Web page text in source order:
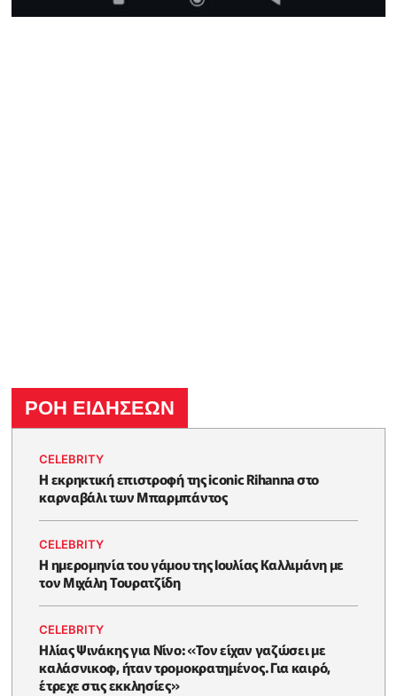
ΡΟΗ ΕΙΔΗΣΕΩΝ
CELEBRITY
Η εκρηκτική επιστροφή της iconic Rihanna στο
καρναβάλι των Μπαρμπάντος
CELEBRITY
Η ημερομηνία του γάμου της Ιουλίας Καλλιμάνη με
τον Μιχάλη Τουρατζίδη
CELEBRITY
Ηλίας Ψινάκης για Νίνο: «Τον είχαν γαζώσει με
καλάσνικοφ, ήταν τρομοκρατημένος. Για καιρό,
έτρεχε στις εκκλησίες»